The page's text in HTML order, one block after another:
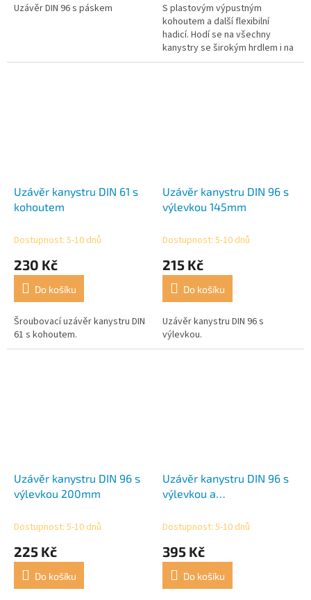
Uzávěr DIN 96 s páskem
S plastovým výpustným
kohoutem a další flexibilní
hadicí. Hodí se na všechny
kanystry se širokým hrdlem i na
kanystr s kolečky (taxi) se
Uzávěr kanystru DIN 61 s
kohoutem
Dostupnost: 5-10 dnů
230 Kč
Do košíku
Šroubovací uzávěr kanystru DIN
61 s kohoutem.
Uzávěr kanystru DIN 96 s
výlevkou 145mm
Dostupnost: 5-10 dnů
215 Kč
Do košíku
Uzávěr kanystru DIN 96 s
výlevkou.
Uzávěr kanystru DIN 96 s
výlevkou 200mm
Dostupnost: 5-10 dnů
225 Kč
Do košíku
Uzávěr kanystru DIN 96 s
výlevkou a
kohoutem
Dostupnost: 5-10 dnů
395 Kč
Do košíku